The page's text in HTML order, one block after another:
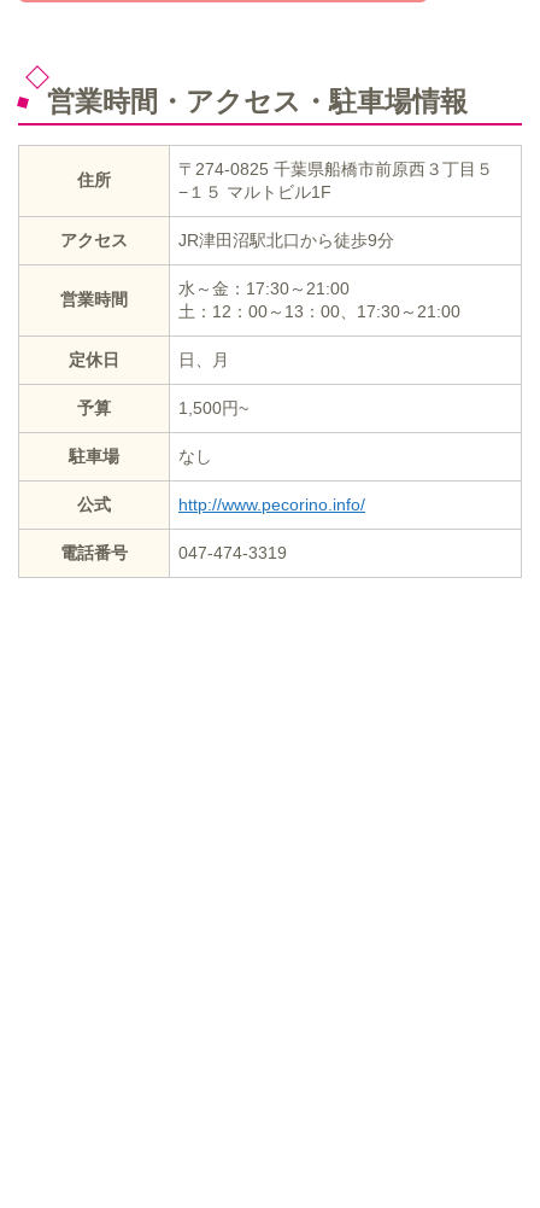
営業時間・アクセス・駐車場情報
住所
〒274-0825 千葉県船橋市前原西３丁目５
−１５ マルトビル1F
アクセス JR津田沼駅北口から徒歩9分
営業時間
水～金：17:30～21:00
土：12：00～13：00、17:30～21:00
定休日 日、月
予算 1,500円~
駐車場 なし
公式 http://www.pecorino.info/
電話番号 047-474-3319